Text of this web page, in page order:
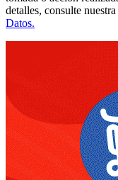
detalles, consulte nuestra
Datos.